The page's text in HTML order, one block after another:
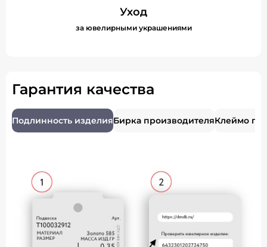
Уход
за ювелирными украшениями
Гарантия качества
Подлинность изделияБирка производителяКлеймо